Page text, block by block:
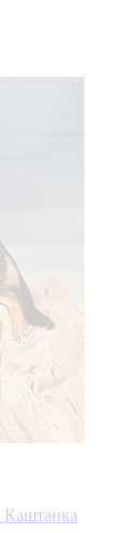
Каштанка